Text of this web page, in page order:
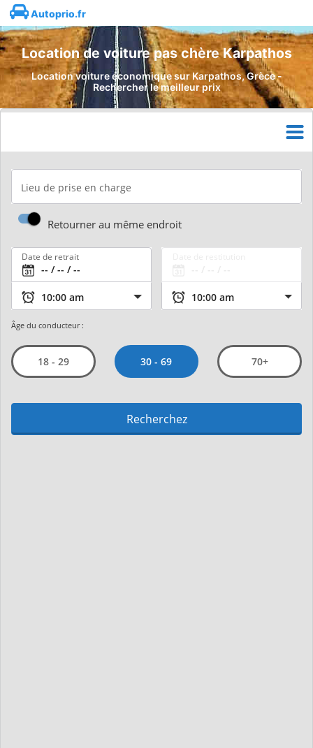
Autoprio.fr
Location de voiture pas chère Karpathos
Location voiture économique sur Karpathos, Grèce -
Rechercher le meilleur prix
Lieu de prise en charge
Retourner au même endroit
Date de retrait
Âge du conducteur :
18 - 29 30 - 69 70+
Recherchez